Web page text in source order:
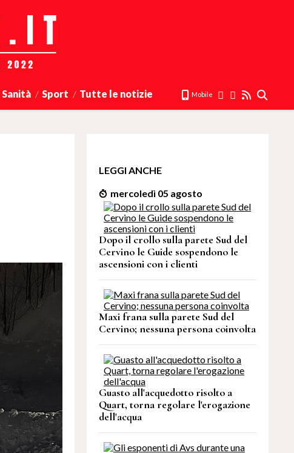
Sanità Sport Tutte le notizie Mobile
LEGGI ANCHE
mercoledì 05 agosto
Dopo il crollo sulla parete Sud del
Cervino le Guide sospendono le
ascensioni con i clienti
Maxi frana sulla parete Sud del
Cervino; nessuna persona coinvolta
Guasto all'acquedotto risolto a
Quart, torna regolare l'erogazione
dell'acqua